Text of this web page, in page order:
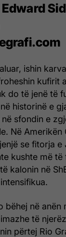
ishin
kufirit
do të jenë të
historinë e
sfondin e
Në Amerikën
se fitorja e
kushte më
kalonin në
bëhej në anën
të
përtej Rio